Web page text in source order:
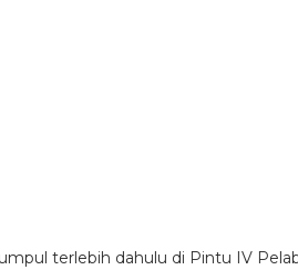
terlebih dahulu di Pintu IV